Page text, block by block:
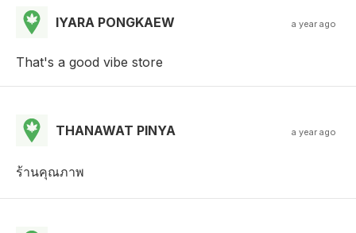
IYARA PONGKAEW a year ago
That's a good vibe store
THANAWAT PINYA a year ago
ร้านคุณภาพ